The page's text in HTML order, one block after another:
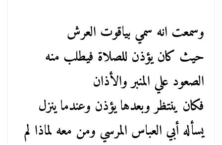
وسمعت انه سمي بياقوت العرش
حيث كان يؤذن للصلاة فيطلب منه
الصعود علي المنبر والأذان
فكان ينتظر وبعدها يؤذن وعندما ينزل
يسأله أبي العباس المرسي ومن معه لماذا لم